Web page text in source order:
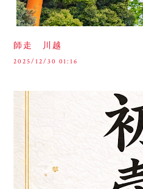
師走 川越
2025/12/30 01:16